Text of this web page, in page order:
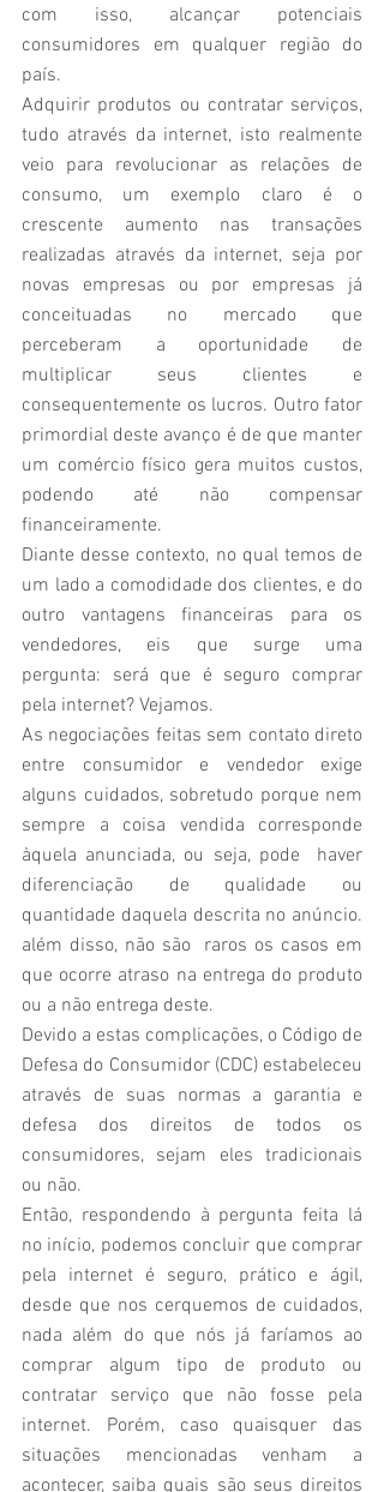
com isso, alcançar potenciais
consumidores em qualquer região do
país.
Adquirir produtos ou contratar serviços,
tudo através da internet, isto realmente
veio para revolucionar as relações de
consumo, um exemplo claro é o
crescente aumento nas transações
realizadas através da internet, seja por
novas empresas ou por empresas já
conceituadas no mercado que
perceberam a oportunidade de
multiplicar seus clientes e
consequentemente os lucros. Outro fator
primordial deste avanço é de que manter
um comércio físico gera muitos custos,
podendo até não compensar
financeiramente.
Diante desse contexto, no qual temos de
um lado a comodidade dos clientes, e do
outro vantagens financeiras para os
vendedores, eis que surge uma
pergunta: será que é seguro comprar
pela internet? Vejamos.
As negociações feitas sem contato direto
entre consumidor e vendedor exige
alguns cuidados, sobretudo porque nem
sempre a coisa vendida corresponde
àquela anunciada, ou seja, pode  haver
diferenciação de qualidade ou
quantidade daquela descrita no anúncio.
além disso, não são  raros os casos em
que ocorre atraso na entrega do produto
ou a não entrega deste.
Devido a estas complicações, o Código de
Defesa do Consumidor (CDC) estabeleceu
através de suas normas a garantia e
defesa dos direitos de todos os
consumidores, sejam eles tradicionais
ou não.
Então, respondendo à pergunta feita lá
no início, podemos concluir que comprar
pela internet é seguro, prático e ágil,
desde que nos cerquemos de cuidados,
nada além do que nós já faríamos ao
comprar algum tipo de produto ou
contratar serviço que não fosse pela
internet. Porém, caso quaisquer das
situações mencionadas venham a
acontecer, saiba quais são seus direitos